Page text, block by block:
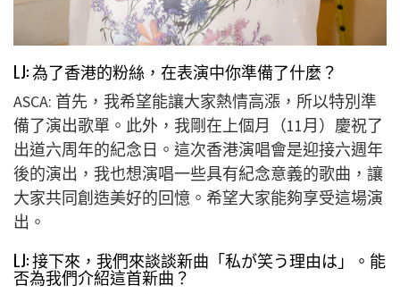
LJ: 為了香港的粉絲，在表演中你準備了什麼？
ASCA: 首先，我希望能讓大家熱情高漲，所以特別準
備了演出歌單。此外，我剛在上個月（11月）慶祝了
出道六周年的紀念日。這次香港演唱會是迎接六週年
後的演出，我也想演唱一些具有紀念意義的歌曲，讓
大家共同創造美好的回憶。希望大家能夠享受這場演
出。
LJ: 接下來，我們來談談新曲「私が笑う理由は」。能
否為我們介紹這首新曲？